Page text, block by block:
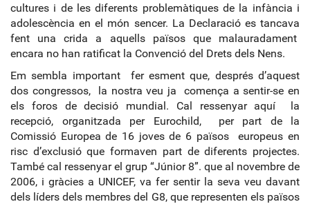
cultures i de les diferents problemàtiques de la infància i
adolescència en el món sencer. La Declaració es tancava
fent una crida a aquells països que malauradament
encara no han ratificat la Convenció del Drets dels Nens.
Em sembla important fer esment que, després d’aquest
dos congressos, la nostra veu ja comença a sentir-se en
els foros de decisió mundial. Cal ressenyar aquí la
recepció, organitzada per Eurochild, per part de la
Comissió Europea de 16 joves de 6 països europeus en
risc d’exclusió que formaven part de diferents projectes.
També cal ressenyar el grup “Júnior 8”. que al novembre de
2006, i gràcies a UNICEF, va fer sentir la seva veu davant
dels líders dels membres del G8, que representen els països